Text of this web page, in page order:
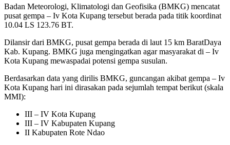
Badan Meteorologi, Klimatologi dan Geofisika (BMKG) mencatat
pusat gempa – Iv Kota Kupang tersebut berada pada titik koordinat
10.04 LS 123.76 BT.
Dilansir dari BMKG, pusat gempa berada di laut 15 km BaratDaya
Kab. Kupang. BMKG juga mengingatkan agar masyarakat di – Iv
Kota Kupang mewaspadai potensi gempa susulan.
Berdasarkan data yang dirilis BMKG, guncangan akibat gempa – Iv
Kota Kupang hari ini dirasakan pada sejumlah tempat berikut (skala
MMI):
III – IV Kota Kupang
III – IV Kabupaten Kupang
II Kabupaten Rote Ndao